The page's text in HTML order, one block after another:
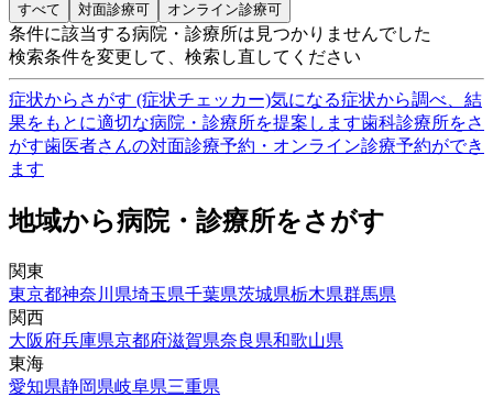
すべて 対面診療可 オンライン診療可
条件に該当する病院・診療所は見つかりませんでした
検索条件を変更して、検索し直してください
症状からさがす (症状チェッカー)気になる症状から調べ、結
果をもとに適切な病院・診療所を提案します歯科診療所をさ
がす歯医者さんの対面診療予約・オンライン診療予約ができ
ます
地域から病院・診療所をさがす
関東
東京都神奈川県埼玉県千葉県茨城県栃木県群馬県
関西
大阪府兵庫県京都府滋賀県奈良県和歌山県
東海
愛知県静岡県岐阜県三重県